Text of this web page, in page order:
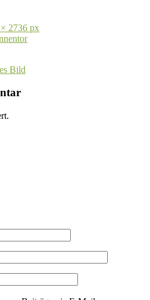
2736 px
Bild